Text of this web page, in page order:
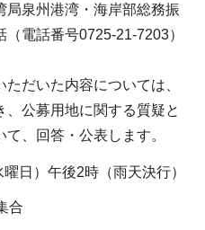
局泉州港湾・海岸部総務振
電話番号0725-21-7203）
だいた内容については、
公募用地に関する質疑と
、回答・公表します。
日）午後2時（雨天決行）
合